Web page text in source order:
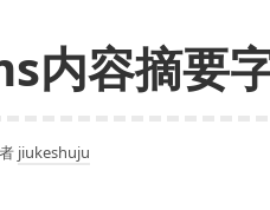
内容摘要
jiukeshuju